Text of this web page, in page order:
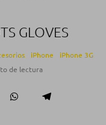
GLOVES
iPhone
iPhone 3G
de lectura